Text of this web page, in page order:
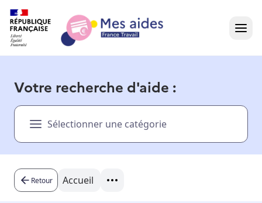
Présentation vidéo
Besoin d'aide ?
Votre recherche d'aide :
Sélectionner une catégorie
Retour Accueil